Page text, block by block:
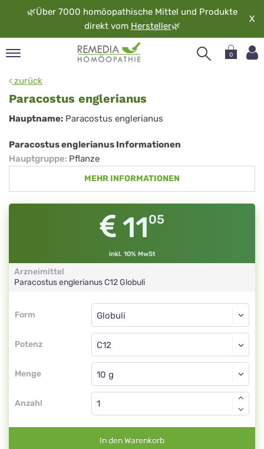
🌿Über 7000 homöopathische Mittel und Produkte
direkt vom Hersteller🌿
X
0
zurück
Paracostus englerianus
Paracostus
englerianus
Hauptname: Paracostus englerianus
Paracostus englerianus Informationen
Hauptgruppe: Pflanze
MEHR INFORMATIONEN
1105
inkl. 10% MwSt
Arzneimittel
Paracostus englerianusC12Globuli
Form
Form
Potenz
Globuli
C12
Menge
Globuli
Anzahl
In den Warenkorb